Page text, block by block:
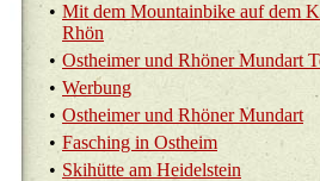
• Mit dem Moun­tain­bike auf dem
Rhön
• Ost­hei­mer und Rhö­ner Mund­art
• Wer­bung
• Ost­hei­mer und Rhö­ner Mund­art
• Fa­sching in Ost­heim
• Ski­hüt­te am Hei­del­stein